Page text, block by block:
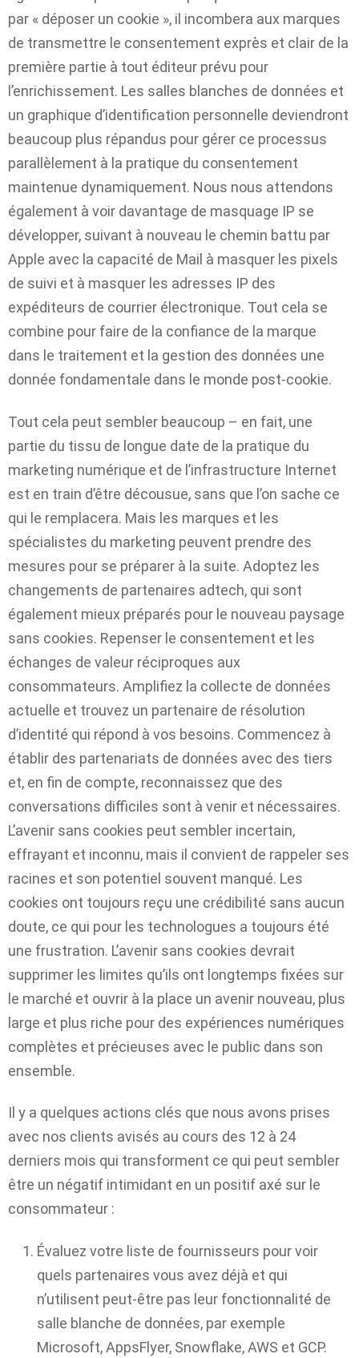
par « déposer un cookie », il incombera aux marques
de transmettre le consentement exprès et clair de la
première partie à tout éditeur prévu pour
l’enrichissement. Les salles blanches de données et
un graphique d’identification personnelle deviendront
beaucoup plus répandus pour gérer ce processus
parallèlement à la pratique du consentement
maintenue dynamiquement. Nous nous attendons
également à voir davantage de masquage IP se
développer, suivant à nouveau le chemin battu par
Apple avec la capacité de Mail à masquer les pixels
de suivi et à masquer les adresses IP des
expéditeurs de courrier électronique. Tout cela se
combine pour faire de la confiance de la marque
dans le traitement et la gestion des données une
donnée fondamentale dans le monde post-cookie.
Tout cela peut sembler beaucoup – en fait, une
partie du tissu de longue date de la pratique du
marketing numérique et de l’infrastructure Internet
est en train d’être décousue, sans que l’on sache ce
qui le remplacera. Mais les marques et les
spécialistes du marketing peuvent prendre des
mesures pour se préparer à la suite. Adoptez les
changements de partenaires adtech, qui sont
également mieux préparés pour le nouveau paysage
sans cookies. Repenser le consentement et les
échanges de valeur réciproques aux
consommateurs. Amplifiez la collecte de données
actuelle et trouvez un partenaire de résolution
d’identité qui répond à vos besoins. Commencez à
établir des partenariats de données avec des tiers
et, en fin de compte, reconnaissez que des
conversations difficiles sont à venir et nécessaires.
L’avenir sans cookies peut sembler incertain,
effrayant et inconnu, mais il convient de rappeler ses
racines et son potentiel souvent manqué. Les
cookies ont toujours reçu une crédibilité sans aucun
doute, ce qui pour les technologues a toujours été
une frustration. L’avenir sans cookies devrait
supprimer les limites qu’ils ont longtemps fixées sur
le marché et ouvrir à la place un avenir nouveau, plus
large et plus riche pour des expériences numériques
complètes et précieuses avec le public dans son
ensemble.
Il y a quelques actions clés que nous avons prises
avec nos clients avisés au cours des 12 à 24
derniers mois qui transforment ce qui peut sembler
être un négatif intimidant en un positif axé sur le
consommateur :
Évaluez votre liste de fournisseurs pour voir
quels partenaires vous avez déjà et qui
n’utilisent peut-être pas leur fonctionnalité de
salle blanche de données, par exemple
Microsoft, AppsFlyer, Snowflake, AWS et GCP.